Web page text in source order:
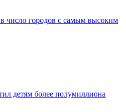
число городов с самым высоким
детям более полумиллиона